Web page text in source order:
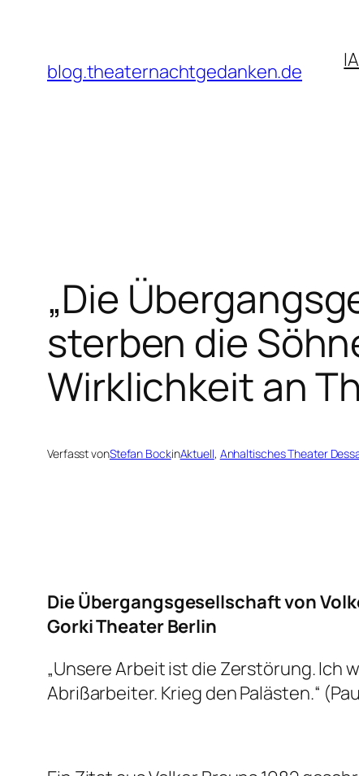
springenblog.theaternachtgedanken.de
„Die
sterben die
Wirklichkeit an
Verfasst vonStefan BockinAktuell, Anhaltisches Theater
Die Übergangsgesellschaftvon
Gorki Theater Berlin
„Unsere Arbeit ist die Zerstörung. Ich
Abrißarbeiter. Krieg den Palästen.“